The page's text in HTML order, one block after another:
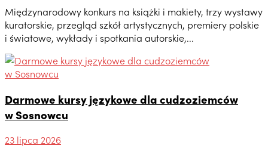
Międzynarodowy konkurs na książki i makiety, trzy wystawy
kuratorskie, przegląd szkół artystycznych, premiery polskie
i światowe, wykłady i spotkania autorskie,...
Darmowe kursy językowe dla cudzoziemców
w Sosnowcu
23 lipca 2026